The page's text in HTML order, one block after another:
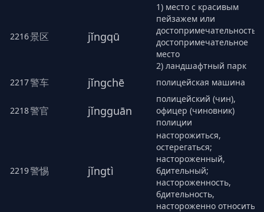
2216景区 jǐngqū
1) место с красивым
пейзажем или
достопримечательное
место
2) ландшафтный парк
2217警车 jǐngchē полицейская машина
2218警官 jǐngguān
полицейский (чин),
офицер (чиновник)
полиции
2219警惕 jǐngtì
насторожиться,
остерегаться;
настороженный,
бдительный;
настороженность,
бдительность,
настороженно относиться